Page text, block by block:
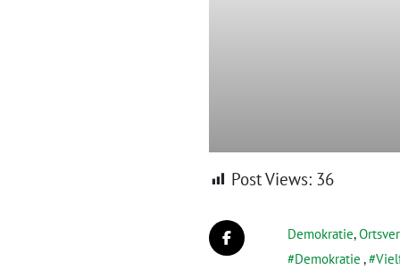
Post Views: 36
Demokratie,
Demokratie ,